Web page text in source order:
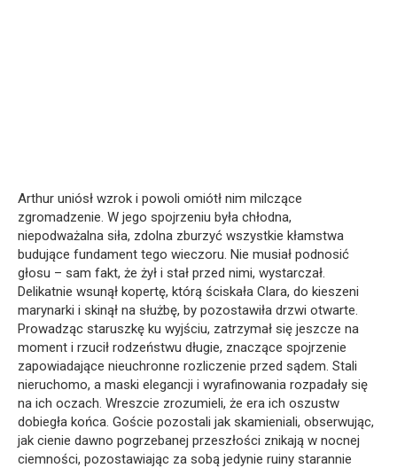
Arthur uniósł wzrok i powoli omiótł nim milczące
zgromadzenie. W jego spojrzeniu była chłodna,
niepodważalna siła, zdolna zburzyć wszystkie kłamstwa
budujące fundament tego wieczoru. Nie musiał podnosić
głosu – sam fakt, że żył i stał przed nimi, wystarczał.
Delikatnie wsunął kopertę, którą ściskała Clara, do kieszeni
marynarki i skinął na służbę, by pozostawiła drzwi otwarte.
Prowadząc staruszkę ku wyjściu, zatrzymał się jeszcze na
moment i rzucił rodzeństwu długie, znaczące spojrzenie
zapowiadające nieuchronne rozliczenie przed sądem. Stali
nieruchomo, a maski elegancji i wyrafinowania rozpadały się
na ich oczach. Wreszcie zrozumieli, że era ich oszustw
dobiegła końca. Goście pozostali jak skamieniali, obserwując,
jak cienie dawno pogrzebanej przeszłości znikają w nocnej
ciemności, pozostawiając za sobą jedynie ruiny starannie